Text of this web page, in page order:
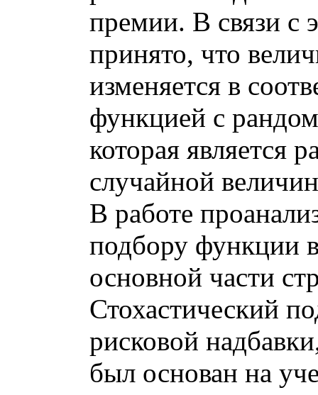
премии. В связи с
принято, что
изменяется в
функцией с
которая является
случайной
В работе
подбору функции
основной части
Стохастический
рисковой
был основан на